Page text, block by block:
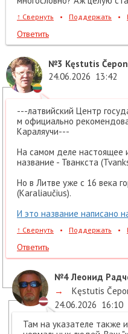
↑ Свернуть • Поддержать •
Ответить
№3 Kęstutis
24.06.2026 13:42
---латвийский Центр
м официально
Караляучи---
На самом деле настоящее
название - Тванкста
Но в Литве уже с 16 века
(Karaliaučius).
И это название написано
↑ Свернуть • Поддержать •
Ответить
№4Леонид
→
Kęstutis
24.06.2026 16:10
Там на указателе также